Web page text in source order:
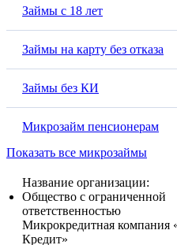
Займы с 18 лет
Займы на карту без отказа
Займы без КИ
Микрозайм пенсионерам
Показать все микрозаймы
Название организации:
Общество с ограниченной
ответственностью
Микрокредитная компания
Кредит»